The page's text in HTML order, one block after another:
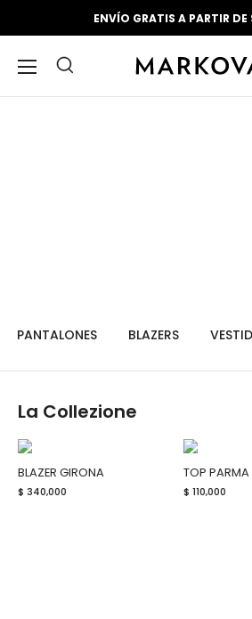
ENVÍO GRATIS A PARTIR
PANTALONES BLAZERS
La Collezione
BLAZER GIRONA
$ 340,000
TOP PARMA
$ 110,000